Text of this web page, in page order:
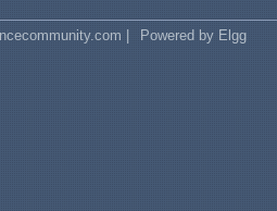
| Powered by Elgg